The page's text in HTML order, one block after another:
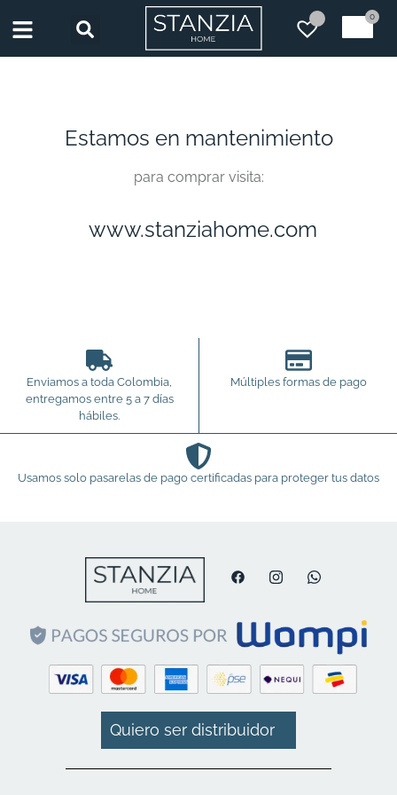
0
Estamos en mantenimiento
para comprar visita:
www.stanziahome.com
Enviamos a toda Colombia,
entregamos entre 5 a 7 días
hábiles.
Múltiples formas de pago
Usamos solo pasarelas de pago certificadas para proteger tus datos
Quiero ser distribuidor